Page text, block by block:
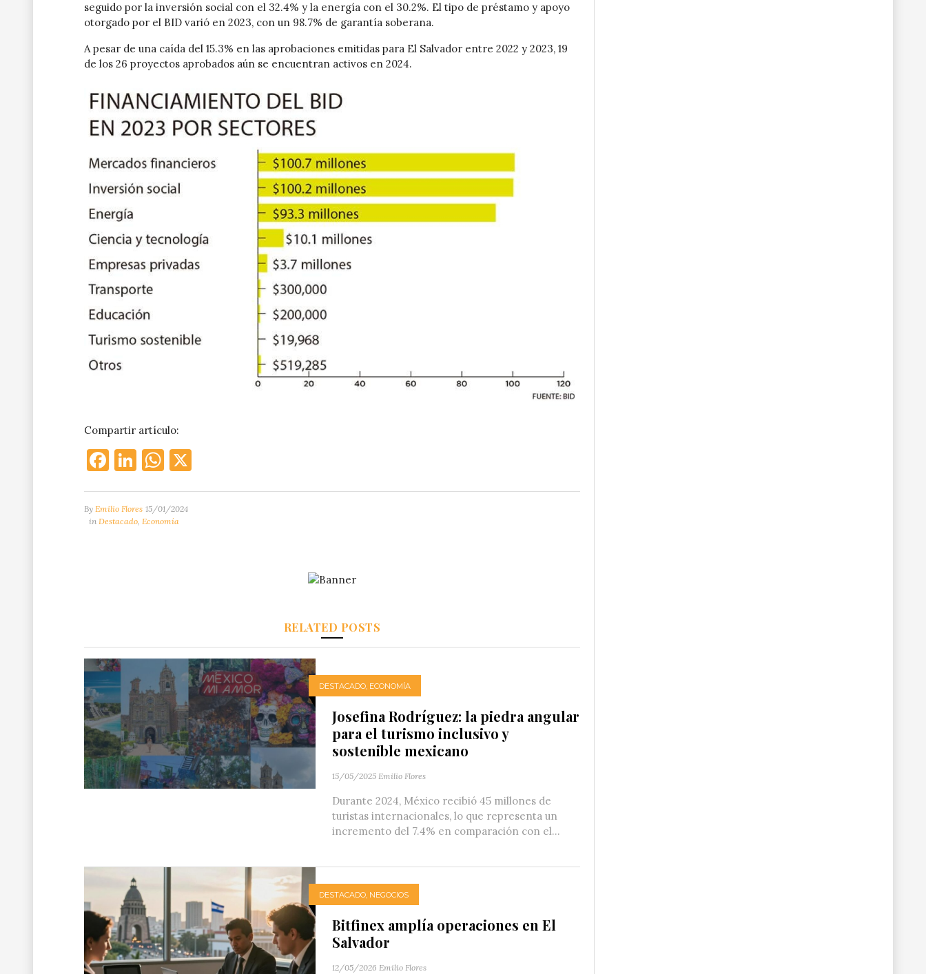
seguido por la inversión social con el 32.4% y la energía con el 30.2%. El tipo de préstamo y apoyo
otorgado por el BID varió en 2023, con un 98.7% de garantía soberana.
A pesar de una caída del 15.3% en las aprobaciones emitidas para El Salvador entre 2022 y 2023, 19
de los 26 proyectos aprobados aún se encuentran activos en 2024.
Compartir artículo:
Facebook
LinkedIn
WhatsApp
By Emilio Flores 15/01/2024
in Destacado Economía
RELATED POSTS
DESTACADO ECONOMÍA
Josefina Rodríguez: la piedra angular
para el turismo inclusivo y
sostenible mexicano
15/05/2025 Emilio Flores
Durante 2024, México recibió 45 millones de
turistas internacionales, lo que representa un
incremento del 7.4% en comparación con el...
DESTACADO NEGOCIOS
Bitfinex amplía operaciones en El
Salvador
12/05/2026 Emilio Flores